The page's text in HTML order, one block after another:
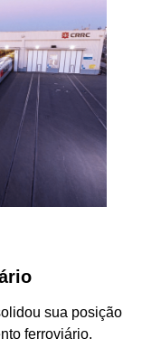
sua posição
ferroviário.